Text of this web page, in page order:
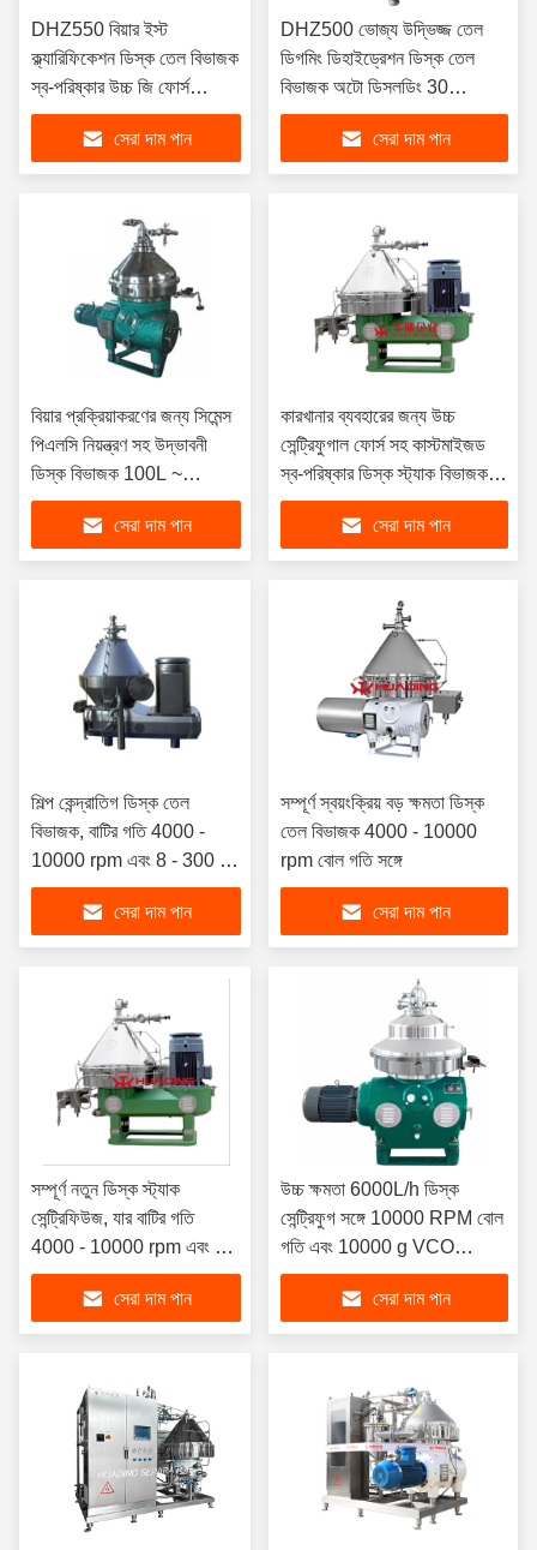
DHZ550 বিয়ার ইস্ট
ক্ল্যারিফিকেশন ডিস্ক তেল বিভাজক
স্ব-পরিষ্কার উচ্চ জি ফোর্স
45KW মদ্যপান গ্রেড
সেরা দাম পান
DHZ500 ভোজ্য উদ্ভিজ্জ তেল
ডিগমিং ডিহাইড্রেশন ডিস্ক তেল
বিভাজক অটো ডিসলডিং 30
কেডব্লিউ সয়াবিন বাদাম তেল
সেরা দাম পান
বিয়ার প্রক্রিয়াকরণের জন্য সিমেন্স
পিএলসি নিয়ন্ত্রণ সহ উদ্ভাবনী
ডিস্ক বিভাজক 100L ~
10000L ক্ষমতা এবং 5 বছরের
সেরা দাম পান
কারখানার ব্যবহারের জন্য উচ্চ
সেন্ট্রিফুগাল ফোর্স সহ কাস্টমাইজড
স্ব-পরিষ্কার ডিস্ক স্ট্যাক বিভাজক
সেন্ট্রিফুগ
সেরা দাম পান
শিল্প কেন্দ্রাতিগ ডিস্ক তেল
বিভাজক, বাটির গতি 4000 -
10000 rpm এবং 8 - 300 L
ক্ষমতার জন্য > 10,000 g বল
সেরা দাম পান
সম্পূর্ণ স্বয়ংক্রিয় বড় ক্ষমতা ডিস্ক
তেল বিভাজক 4000 - 10000
rpm বোল গতি সঙ্গে
সেরা দাম পান
সম্পূর্ণ নতুন ডিস্ক স্ট্যাক
সেন্ট্রিফিউজ, যার বাটির গতি
4000 - 10000 rpm এবং >
10,000 g কেন্দ্রাতিগ বল, বাটির
আয়তন 8 - 300 Lসেরা দাম পান
উচ্চ ক্ষমতা 6000L/h ডিস্ক
সেন্ট্রিফুগ সঙ্গে 10000 RPM বোল
গতি এবং 10000 g VCO
প্রক্রিয়াকরণের জন্য সেন্ট্রিফুগাল
সেরা দাম পান